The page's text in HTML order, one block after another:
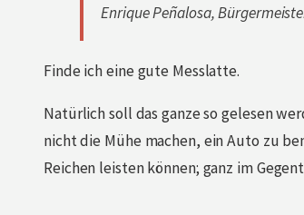
Enrique Peñalosa,
Finde ich eine gute Messlatte.
Natürlich soll das ganze so gelesen
nicht die Mühe machen, ein Auto zu
Reichen leisten können; ganz im